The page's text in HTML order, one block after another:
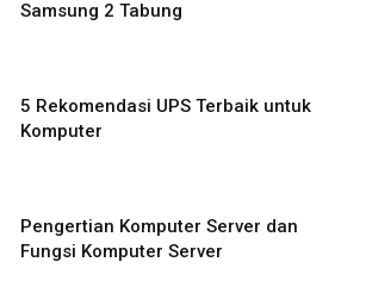
Samsung 2 Tabung
5 Rekomendasi UPS Terbaik untuk
Komputer
Pengertian Komputer Server dan
Fungsi Komputer Server